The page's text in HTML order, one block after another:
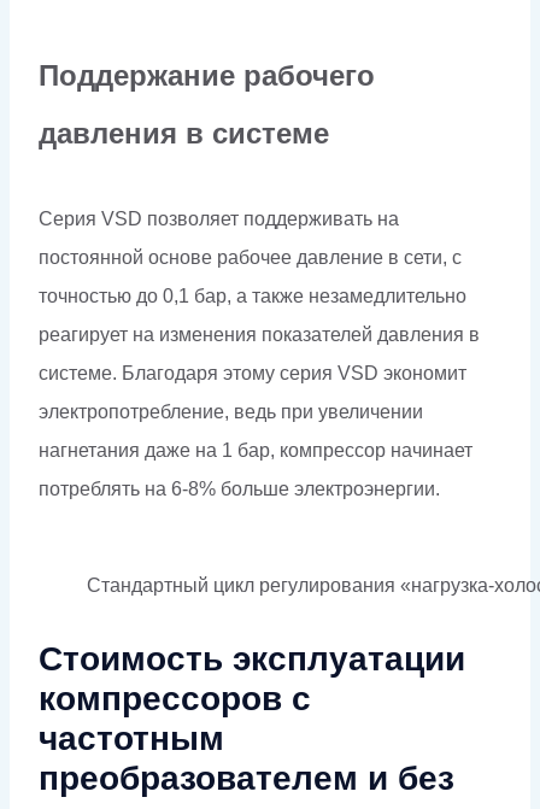
Поддержание рабочего
давления в системе
Серия VSD позволяет поддерживать на
постоянной основе рабочее давление в сети, с
точностью до 0,1 бар, а также незамедлительно
реагирует на изменения показателей давления в
системе. Благодаря этому серия VSD экономит
электропотребление, ведь при увеличении
нагнетания даже на 1 бар, компрессор начинает
потреблять на 6-8% больше электроэнергии.
Стандартный цикл регулирования «нагрузка-
Стоимость эксплуатации
компрессоров с
частотным
преобразователем и без